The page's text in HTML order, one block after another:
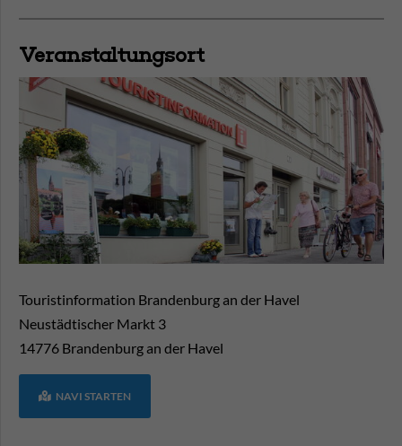
Veranstaltungsort
Touristinformation Brandenburg an der Havel
Neustädtischer Markt 3
14776 Brandenburg an der Havel
NAVI STARTEN